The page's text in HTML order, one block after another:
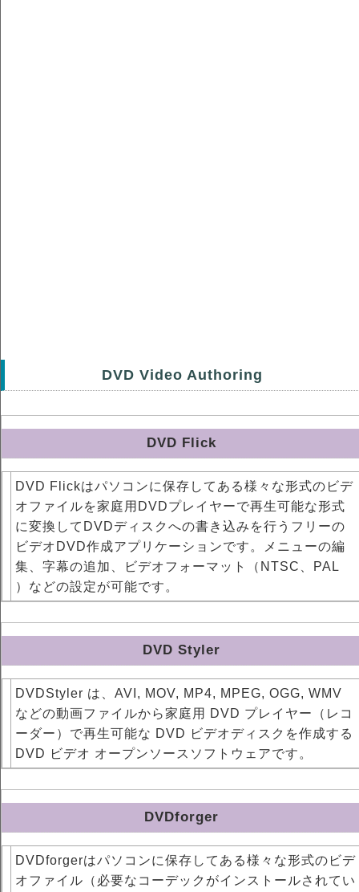
DVD Video Authoring
DVD Flick
DVD Flickはパソコンに保存してある様々な形式のビデ
オファイルを家庭用DVDプレイヤーで再生可能な形式
に変換してDVDディスクへの書き込みを行うフリーの
ビデオDVD作成アプリケーションです。メニューの編
集、字幕の追加、ビデオフォーマット（NTSC、PAL
）などの設定が可能です。
DVD Styler
DVDStyler は、AVI, MOV, MP4, MPEG, OGG, WMV
などの動画ファイルから家庭用 DVD プレイヤー（レコ
ーダー）で再生可能な DVD ビデオディスクを作成する
DVD ビデオ オープンソースソフトウェアです。
DVDforger
DVDforgerはパソコンに保存してある様々な形式のビデ
オファイル（必要なコーデックがインストールされてい